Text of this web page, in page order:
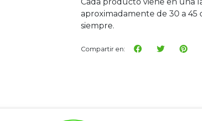
aproximadamente de 30 a 45
siempre.
Compartir en: